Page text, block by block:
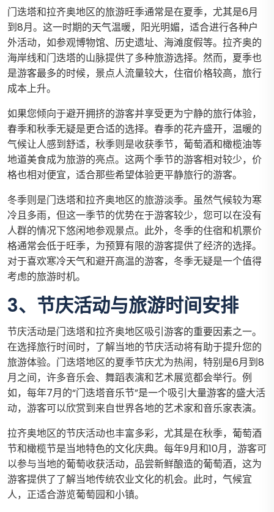
门迭塔和拉齐奥地区的旅游旺季通常是在夏季，尤其是6月
到8月。这一时期的天气温暖，阳光明媚，适合进行各种户
外活动，如参观博物馆、历史遗址、海滩度假等。拉齐奥的
海岸线和门迭塔的山脉提供了多种旅游选择。然而，夏季也
是游客最多的时候，景点人流量较大，住宿价格较高，旅行
成本上升。
如果您倾向于避开拥挤的游客并享受更为宁静的旅行体验，
春季和秋季无疑是更合适的选择。春季的花卉盛开，温暖的
气候让人感到舒适，秋季则是收获季节，葡萄酒和橄榄油等
地道美食成为旅游的亮点。这两个季节的游客相对较少，价
格也相对便宜，适合那些希望体验更平静旅行的游客。
冬季则是门迭塔和拉齐奥地区的旅游淡季。虽然气候较为寒
冷且多雨，但这一季节的优势在于游客较少，您可以在没有
人群的情况下悠闲地参观景点。此外，冬季的住宿和机票价
格通常会低于旺季，为预算有限的游客提供了经济的选择。
对于喜欢寒冷天气和避开高温的游客，冬季无疑是一个值得
考虑的旅游时机。
3、节庆活动与旅游时间安排
节庆活动是门迭塔和拉齐奥地区吸引游客的重要因素之一。
在选择旅行时间时，了解当地的节庆活动将有助于提升您的
旅游体验。门迭塔地区的夏季节庆尤为热闹，特别是6月到8
月之间，许多音乐会、舞蹈表演和艺术展览都会举行。例
如，每年7月的“门迭塔音乐节”是一个吸引大量游客的盛大活
动，游客可以欣赏到来自世界各地的艺术家和音乐家表演。
拉齐奥地区的节庆活动也丰富多彩，尤其是在秋季，葡萄酒
节和橄榄节是当地特色的文化庆典。每年9月和10月，游客可
以参与当地的葡萄收获活动，品尝新鲜酿造的葡萄酒，这为
游客提供了了解当地传统农业文化的机会。此时，气候宜
人，正适合游览葡萄园和小镇。